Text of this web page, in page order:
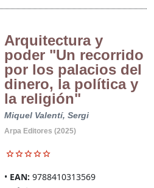
Arquitectura y
poder "Un recorrido
por los palacios del
dinero, la política y
la religión"
Miquel Valentí, Sergi
Arpa Editores (2025)
EAN: 9788410313569